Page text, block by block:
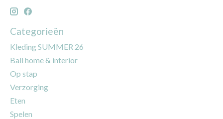
Categorieën
Kleding SUMMER 26
Bali home & interior
Op stap
Verzorging
Eten
Spelen